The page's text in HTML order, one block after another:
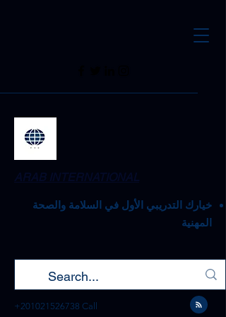
ARAB INTERNATIONAL
خيارك التدريبي الأول في السلامة والصحة
المهنية
+201021526738 Call